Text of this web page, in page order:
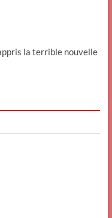
la terrible nouvelle